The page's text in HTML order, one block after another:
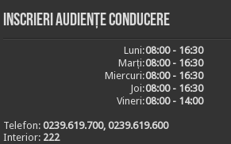
Inscrieri audiențe conducere
Luni:08:00 - 16:30
Marți:08:00 - 16:30
Miercuri:08:00 - 16:30
Joi:08:00 - 16:30
Vineri:08:00 - 14:00
Telefon:0239.619.700, 0239.619.600
Interior: 222